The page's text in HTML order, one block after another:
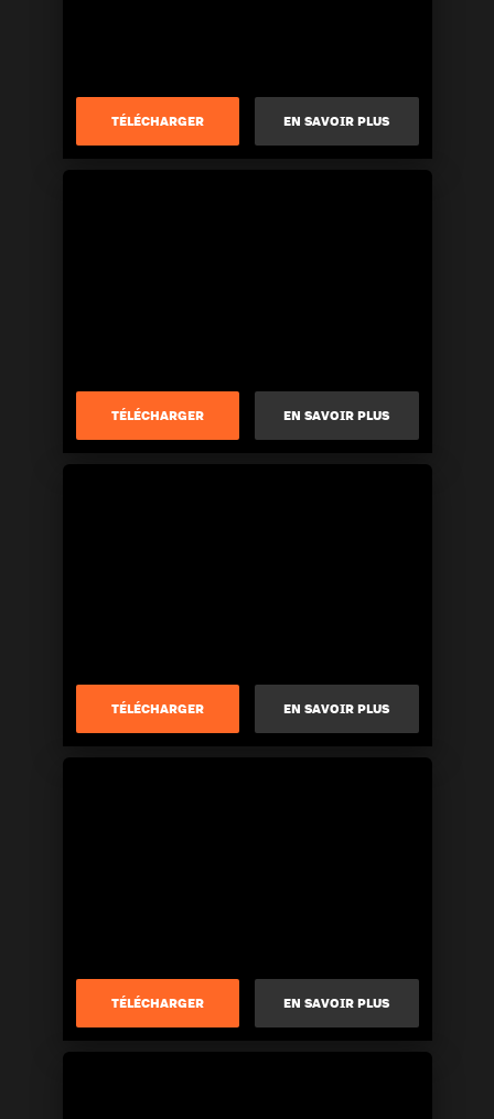
TÉLÉCHARGER EN SAVOIR PLUS
TÉLÉCHARGER EN SAVOIR PLUS
TÉLÉCHARGER EN SAVOIR PLUS
TÉLÉCHARGER EN SAVOIR PLUS